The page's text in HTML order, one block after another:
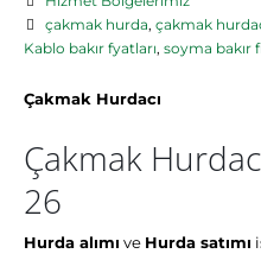
çakmak hurda, çakmak
Kablo bakır fyatları, soyma bakır
Çakmak Hurdacı
Çakmak
26
Hurda alımı ve Hurda satımı